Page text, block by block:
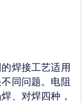
焊接工艺适用
同问题。电阻
、对焊四种，